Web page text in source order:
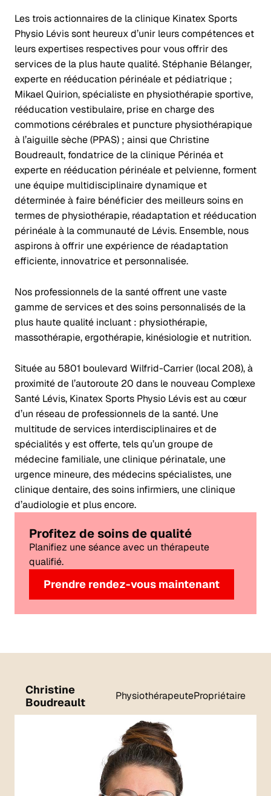
Les trois actionnaires de la clinique Kinatex Sports
Physio Lévis sont heureux d’unir leurs compétences et
leurs expertises respectives pour vous offrir des
services de la plus haute qualité. Stéphanie Bélanger,
experte en rééducation périnéale et pédiatrique ;
Mikael Quirion, spécialiste en physiothérapie sportive,
rééducation vestibulaire, prise en charge des
commotions cérébrales et puncture physiothérapique
à l’aiguille sèche (PPAS) ; ainsi que Christine
Boudreault, fondatrice de la clinique Périnéa et
experte en rééducation périnéale et pelvienne, forment
une équipe multidisciplinaire dynamique et
déterminée à faire bénéficier des meilleurs soins en
termes de physiothérapie, réadaptation et rééducation
périnéale à la communauté de Lévis. Ensemble, nous
aspirons à offrir une expérience de réadaptation
efficiente, innovatrice et personnalisée.
Nos professionnels de la santé offrent une vaste
gamme de services et des soins personnalisés de la
plus haute qualité incluant : physiothérapie,
massothérapie, ergothérapie, kinésiologie et nutrition.
Située au 5801 boulevard Wilfrid-Carrier (local 208), à
proximité de l’autoroute 20 dans le nouveau Complexe
Santé Lévis, Kinatex Sports Physio Lévis est au cœur
d’un réseau de professionnels de la santé. Une
multitude de services interdisciplinaires et de
spécialités y est offerte, tels qu’un groupe de
médecine familiale, une clinique périnatale, une
urgence mineure, des médecins spécialistes, une
clinique dentaire, des soins infirmiers, une clinique
d’audiologie et plus encore.
Profitez de soins de qualité
Planifiez une séance avec un thérapeute
qualifié.
Prendre rendez-vous maintenant
Christine
Boudreault
PhysiothérapeutePropriétaire